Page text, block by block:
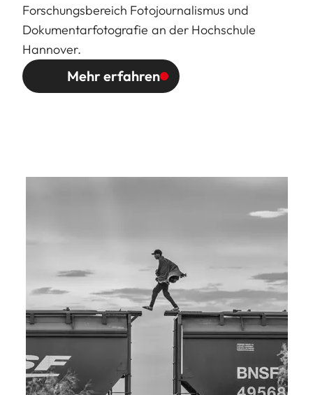
Forschungsbereich Fotojournalismus und
Dokumentarfotografie an der Hochschule
Hannover.
Mehr erfahren